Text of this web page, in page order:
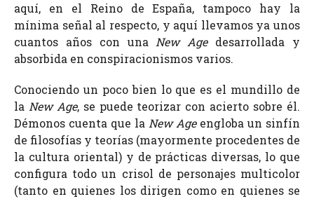
aquí, en el Reino de España, tampoco hay la
mínima señal al respecto, y aquí llevamos ya unos
cuantos años con una New Agedesarrollada y
absorbida en conspiracionismos varios.
Conociendo un poco bien lo que es el mundillo de
la New Age, se puede teorizar con acierto sobre él.
Démonos cuenta que la New Ageengloba un sinfín
de filosofías y teorías (mayormente procedentes de
la cultura oriental) y de prácticas diversas, lo que
configura todo un crisol de personajes multicolor
(tanto en quienes los dirigen como en quienes se